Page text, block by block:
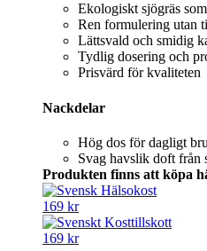
Ekologiskt sjögräs
Ren formulering utan
Lättsvald och smidig
Tydlig dosering och
Prisvärd för kvaliteten
Nackdelar
Hög dos för dagligt
Svag havslik doft från
Produkten finns att köpa
169 kr
169 kr